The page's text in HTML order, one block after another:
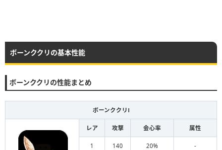
ボーンククリの基本性能
ボーンククリの性能まとめ
ボーンククリⅠ
レア 攻撃 会心率 属性
1 140 20% -